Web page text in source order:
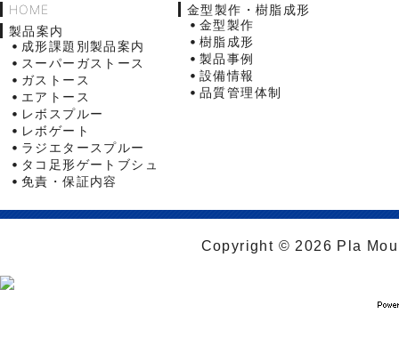
HOME
製品案内
成形課題別製品案内
スーパーガストース
ガストース
エアトース
レボスプルー
レボゲート
ラジエタースプルー
タコ足形ゲートブシュ
免責・保証内容
金型製作・樹脂成形
金型製作
樹脂成形
製品事例
設備情報
品質管理体制
Copyright © 2026 Pla